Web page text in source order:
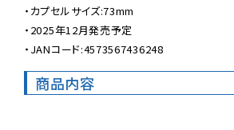
・カプセルサイズ:73mm
・2025年12月発売予定
・JANコード:4573567436248
商品内容